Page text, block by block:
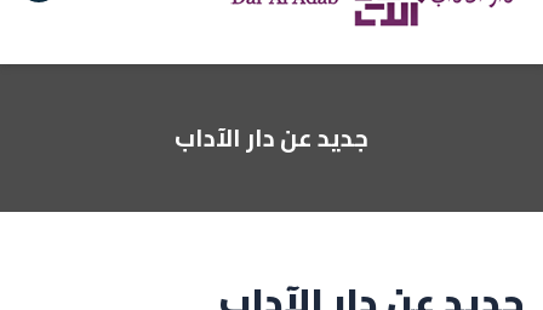
جديد عن دار الآداب